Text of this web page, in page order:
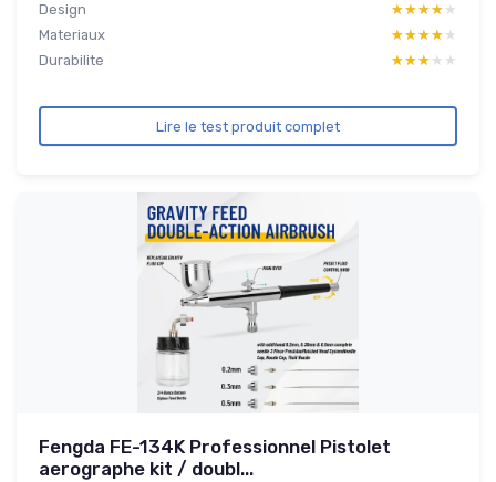
Design ★★★★★
★★★★★
Materiaux
★★★★★
★★★★★
Durabilite
★★★★★
★★★★★
Lire le test produit complet
Fengda FE-134K Professionnel Pistolet
aerographe kit / doubl...